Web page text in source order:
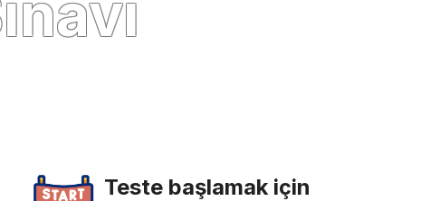
Teste başlamak için